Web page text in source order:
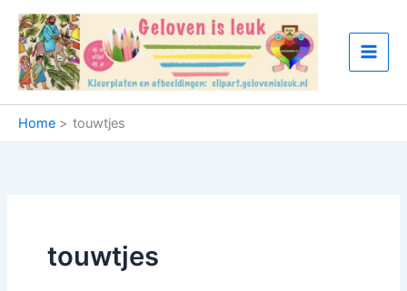
naar
inhoud
Home touwtjes
touwtjes